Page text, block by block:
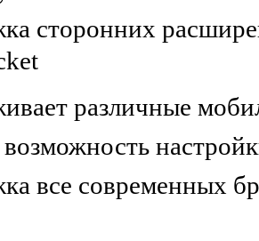
сторонних
различные
все современных